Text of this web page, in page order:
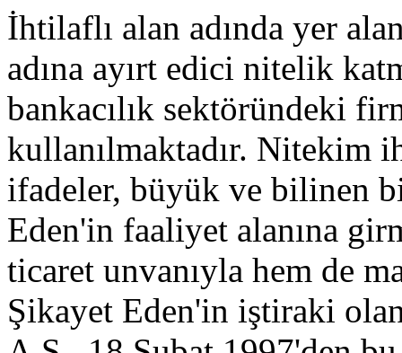
İhtilaflı alan adında yer
adına ayırt edici nitelik
bankacılık sektöründeki
kullanılmaktadır. Nitekim
ifadeler, büyük ve bilinen
Eden'in faaliyet alanına
ticaret unvanıyla hem de
Şikayet Eden'in iştiraki